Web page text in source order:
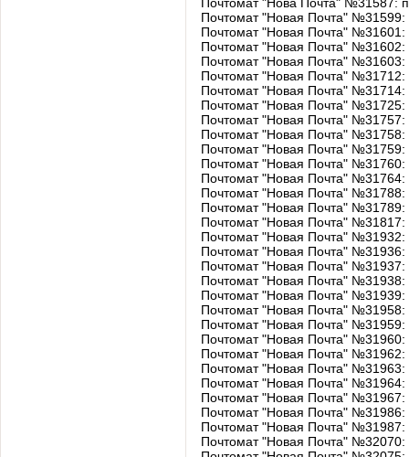
Почтомат "Новая Почта"
Почтомат "Новая Почта"
Почтомат "Новая Почта"
Почтомат "Новая Почта"
Почтомат "Новая Почта"
Почтомат "Новая Почта"
Почтомат "Новая Почта"
Почтомат "Новая Почта"
Почтомат "Новая Почта"
Почтомат "Новая Почта"
Почтомат "Новая Почта"
Почтомат "Новая Почта"
Почтомат "Новая Почта"
Почтомат "Новая Почта"
Почтомат "Новая Почта" №31817:
Почтомат "Новая Почта"
Почтомат "Новая Почта"
Почтомат "Новая Почта"
Почтомат "Новая Почта"
Почтомат "Новая Почта"
Почтомат "Новая Почта"
Почтомат "Новая Почта"
Почтомат "Новая Почта"
Почтомат "Новая Почта"
Почтомат "Новая Почта"
Почтомат "Новая Почта"
Почтомат "Новая Почта"
Почтомат "Новая Почта" №31986:
Почтомат "Новая Почта"
Почтомат "Новая Почта"